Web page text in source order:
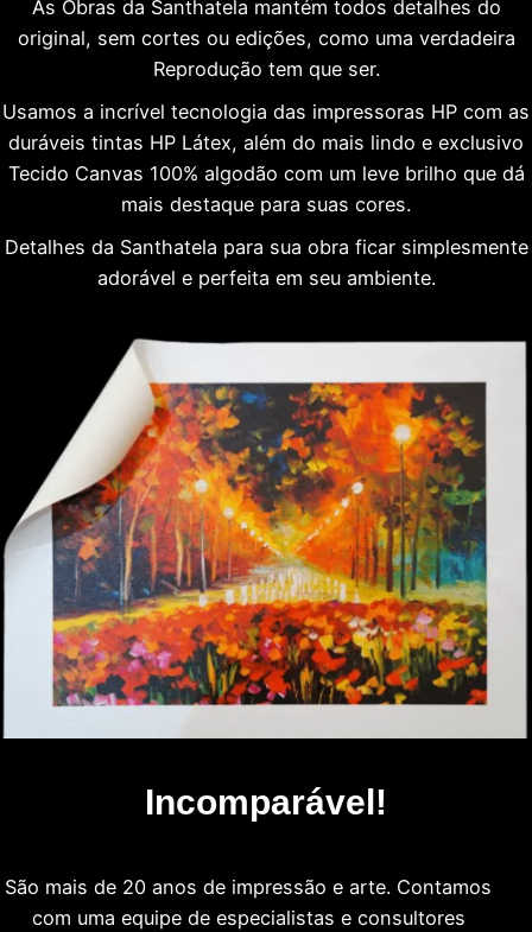
As Obras da Santhatela mantém todos detalhes do
original, sem cortes ou edições, como uma verdadeira
Reprodução tem que ser.
Usamos a incrível tecnologia das impressoras HP com as
duráveis tintas HP Látex, além do mais lindo e exclusivo
Tecido Canvas 100% algodão com um leve brilho que dá
mais destaque para suas cores.
Detalhes da Santhatela para sua obra ficar simplesmente
adorável e perfeita em seu ambiente.
Incomparável!
São mais de 20 anos de impressão e arte. Contamos
com uma equipe de especialistas e consultores